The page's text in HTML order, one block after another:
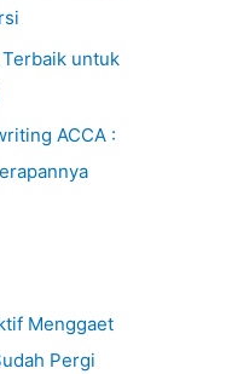
untuk
ACCA :
Menggaet
Pergi